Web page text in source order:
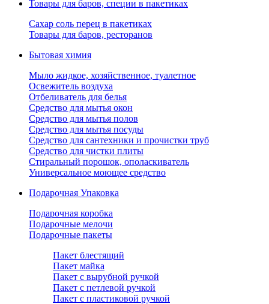
Товары для баров, специи в пакетиках
Сахар соль перец в пакетиках
Товары для баров, ресторанов
Бытовая химия
Мыло жидкое, хозяйственное, туалетное
Освежитель воздуха
Отбеливатель для белья
Средство для мытья окон
Средство для мытья полов
Средство для мытья посуды
Средство для сантехники и прочистки труб
Средство для чистки плиты
Стиральный порошок, ополаскиватель
Универсальное моющее средство
Подарочная Упаковка
Подарочная коробка
Подарочные мелочи
Подарочные пакеты
Пакет блестящий
Пакет майка
Пакет с вырубной ручкой
Пакет с петлевой ручкой
Пакет с пластиковой ручкой